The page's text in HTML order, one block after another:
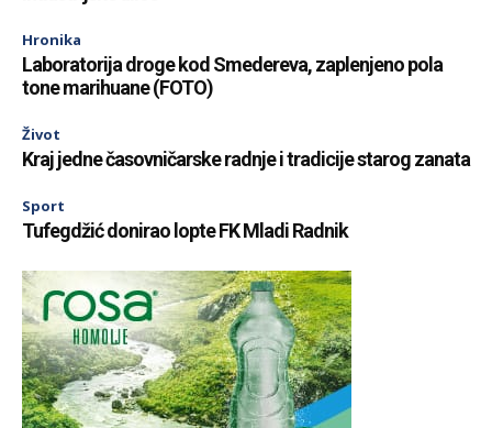
Hronika
Laboratorija droge kod Smedereva, zaplenjeno pola
tone marihuane (FOTO)
Život
Kraj jedne časovničarske radnje i tradicije starog zanata
Sport
Tufegdžić donirao lopte FK Mladi Radnik